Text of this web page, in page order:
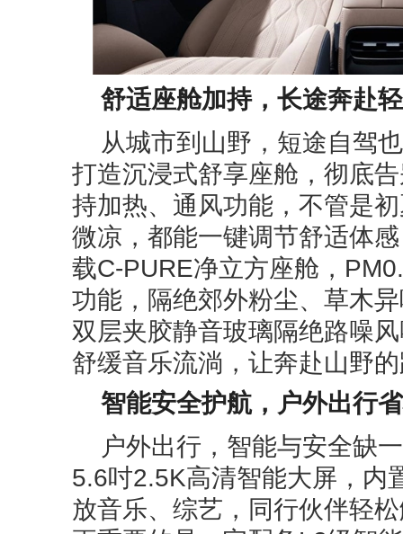
舒适座舱加持，长途奔赴
从城市到山野，短途自驾
打造沉浸式舒享座舱，彻底
持加热、通风功能，不管是
微凉，都能一键调节舒适体
载C-PURE净立方座舱，
功能，隔绝郊外粉尘、草木
双层夹胶静音玻璃隔绝路噪
舒缓音乐流淌，让奔赴山野
智能安全护航，户外出行
户外出行，智能与安全缺
5.6吋2.5K高清智能大屏，内
放音乐、综艺，同行伙伴轻